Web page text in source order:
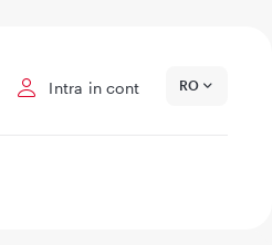
Intra in cont RO